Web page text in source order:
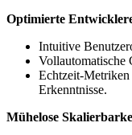
Optimierte
Intuitive
Vollautomatische
Echtzeit-
Erkenntnisse.
Mühelose